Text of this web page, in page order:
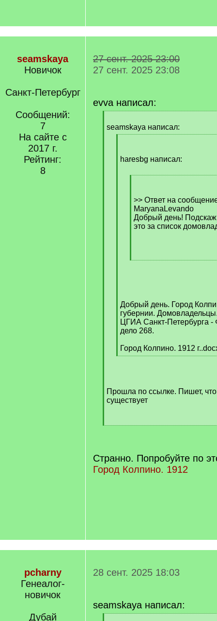
seamskaya
Новичок
Санкт-Петербург
Сообщений:
7
На сайте с
2017 г.
Рейтинг:
8
27 сент. 2025 23:00
27 сент. 2025 23:08
evva написал:
q
seamskaya написал:
]haresbg написал:
]>> Ответ на
MaryanaLevando
Добрый день!
это за список
[
Добрый день. Город
губернии.
ЦГИА Санкт-Петербурга -
дело 268.
Город Колпино. 1912
[
Прошла по ссылке. Пишет,
существует
[
Странно. Попробуйте по
Город Колпино. 1912
pcharny
Генеалог-
новичок
Дубай
28 сент. 2025 18:03
seamskaya написал: